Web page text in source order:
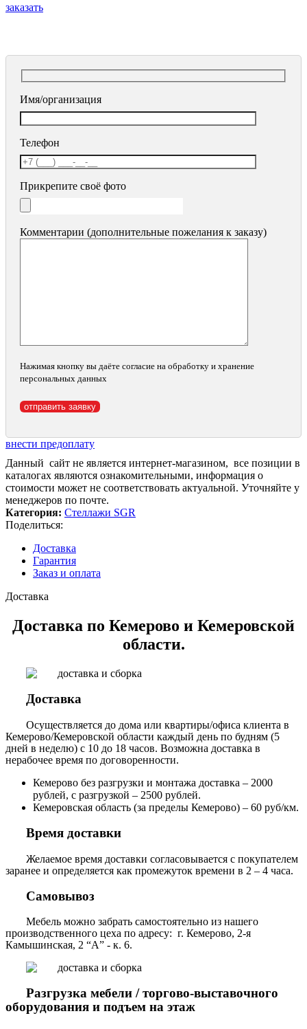
заказать
Имя/организация
Телефон
Прикрепите своё фото
Комментарии (дополнительные пожелания к заказу)
Нажимая кнопку вы даёте согласие на обработку и хранение
персональных данных
внести предоплату
Данный сайт не является интернет-магазином, все позиции в
каталогах являются ознакомительными, информация о
стоимости может не соответствовать актуальной. Уточняйте у
менеджеров по почте.
Категория: Стеллажи SGR
Поделиться:
Доставка
Гарантия
Заказ и оплата
Доставка
Доставка по Кемерово и Кемеровской
области.
Доставка
Осуществляется до дома или квартиры/офиса клиента в
Кемерово/Кемеровской области каждый день по будням (5
дней в неделю) с 10 до 18 часов. Возможна доставка в
нерабочее время по договоренности.
Кемерово без разгрузки и монтажа доставка – 2000
рублей, с разгрузкой – 2500 рублей.
Кемеровская область (за пределы Кемерово) – 60 руб/км.
Время доставки
Желаемое время доставки согласовывается с покупателем
заранее и определяется как промежуток времени в 2 – 4 часа.
Самовывоз
Мебель можно забрать самостоятельно из нашего
производственного цеха по адресу: г. Кемерово, 2-я
Камышинская, 2 “А” - к. 6.
Разгрузка мебели / торгово-выставочного
оборудования и подъем на этаж